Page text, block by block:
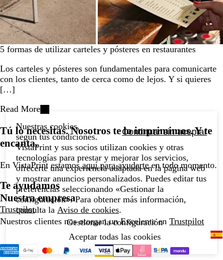
5 formas de utilizar carteles y pósteres en restaurantes
Los carteles y pósteres son fundamentales para comunicarte
con los clientes, tanto de cerca como de lejos. Y si quieres
[…]
Read More
Tú lo necesitas. Nosotros te lo imprimimos. Y te
encanta.
En VistaPrint estamosaquí para ayudarteen todo momento.
Te ayudamos
Nuestra empresa
Trustpilot
Nuestros clientes nos otorgan un Excelente en Trustpilot
Nuestras cookies,
según tus condiciones.
Continuar sin aceptar
VistaPrint y sus socios utilizan cookies y otras
tecnologías para prestar y mejorar los servicios,
ofrecerte una experiencia adaptada en la página web
y mostrar anuncios personalizados. Puedes editar tus
preferencias seleccionando «Gestionar la
configuración». Para obtener más información,
consulta la Aviso de cookies.
Gestionar la configuración
Aceptar todas las cookies